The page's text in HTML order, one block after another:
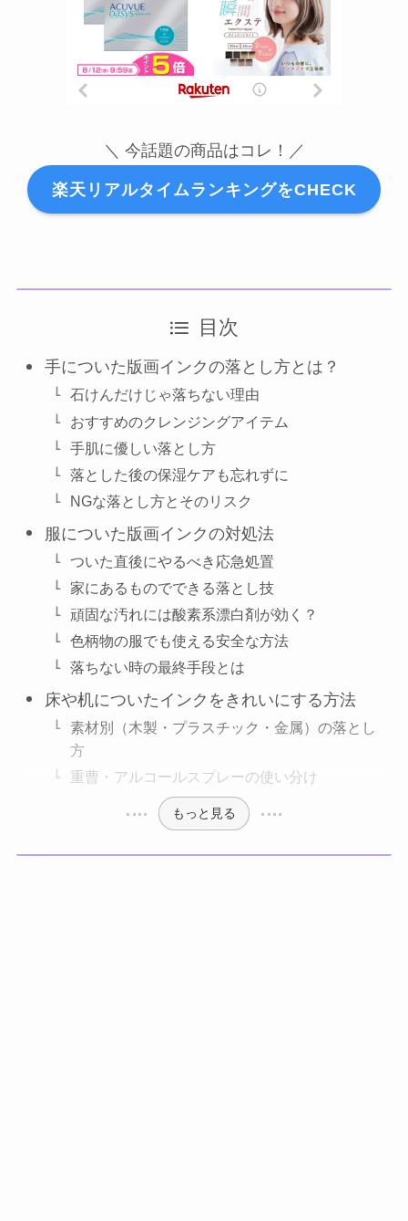
＼ 今話題の商品はコレ！／
楽天リアルタイムランキングをCHECK
目次
手についた版画インクの落とし方とは？
石けんだけじゃ落ちない理由
おすすめのクレンジングアイテム
手肌に優しい落とし方
落とした後の保湿ケアも忘れずに
NGな落とし方とそのリスク
服についた版画インクの対処法
ついた直後にやるべき応急処置
家にあるものでできる落とし技
頑固な汚れには酸素系漂白剤が効く？
色柄物の服でも使える安全な方法
落ちない時の最終手段とは
床や机についたインクをきれいにする方法
素材別（木製・プラスチック・金属）の落とし
方
重曹・アルコールスプレーの使い分け
もっと見る